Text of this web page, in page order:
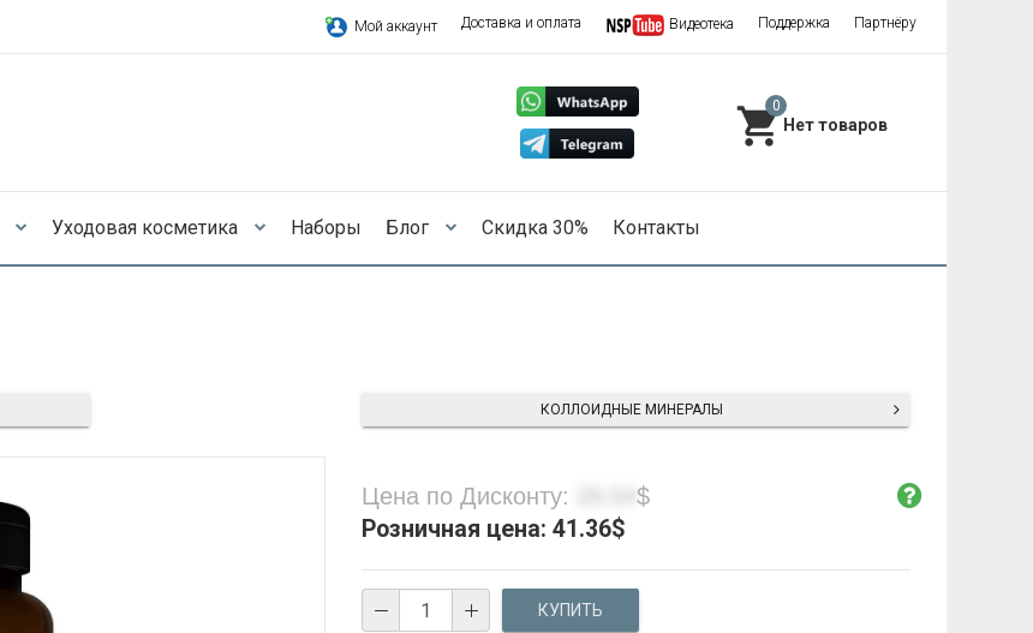
Мой аккаунт Доставка и оплата Видеотека Поддержка Партнёру
0
Уходовая косметика Наборы Блог Скидка 30% Контакты
КОЛЛОИДНЫЕ МИНЕРАЛЫ
Цена по Дисконту: $
Розничная цена: 41.36$